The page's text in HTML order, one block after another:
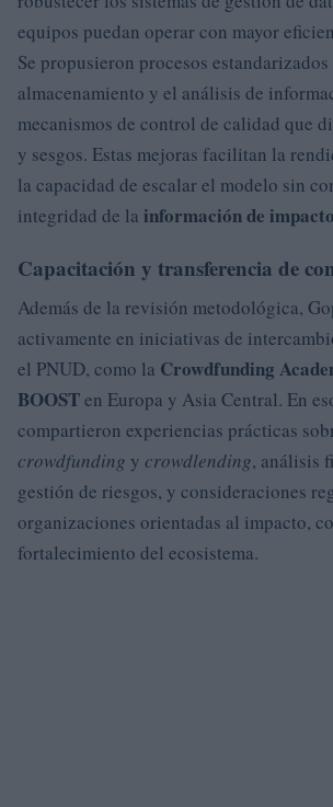
equipos puedan operar con mayor
Se propusieron procesos
almacenamiento y el análisis de
mecanismos de control de calidad que
y sesgos. Estas mejoras facilitan la
la capacidad de escalar el modelo sin
integridad de la información de impacto
Capacitación y transferencia de
Además de la revisión metodológica,
activamente en iniciativas de
el PNUD, como la Crowdfunding
BOOSTen Europa y Asia Central. En
compartieron experiencias prácticas
crowdfunding y crowdlending, análisis
gestión de riesgos, y consideraciones
organizaciones orientadas al impacto,
fortalecimiento del ecosistema.